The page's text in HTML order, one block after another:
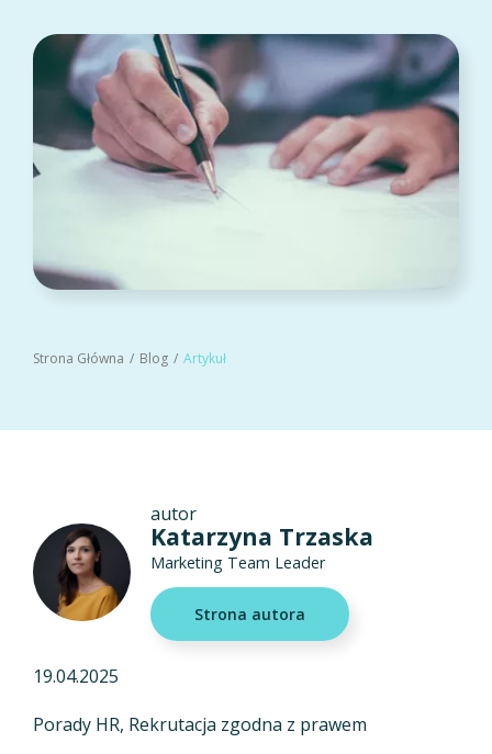
Strona Główna Blog Artykuł
autor
Katarzyna Trzaska
Marketing Team Leader
Strona autora
19.04.2025
Porady HR Rekrutacja zgodna z prawem